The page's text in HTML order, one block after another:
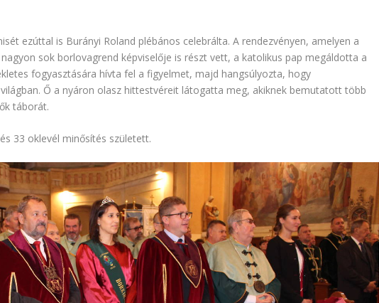
ezúttal is Burányi Roland plébános celebrálta. A rendezvényen, amelyen a
sok borlovagrend képviselője is részt vett, a katolikus pap megáldotta a
fogyasztására hívta fel a figyelmet, majd hangsúlyozta, hogy
Ő a nyáron olasz hittestvéreit látogatta meg, akiknek bemutatott több
táborát.
33 oklevél minősítés született.